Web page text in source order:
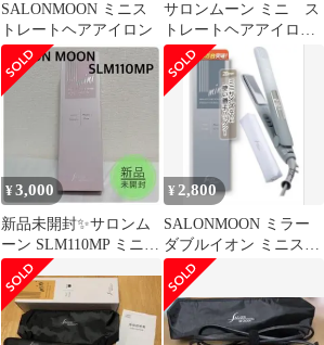
SALONMOON ミニス
トレートヘアアイロン
サロンムーン ミニ ス
トレートヘアアイロン
ムーングレー ミラーダ
ブルイオン
¥3,000
新品未開封✨️サロンム
ーン SLM110MP ミニス
トレートヘアアイロン
ピンク
¥ 2,800
SALONMOON ミラー
ダブルイオン ミニスト
レートヘアアイロン